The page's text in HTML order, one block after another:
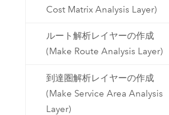
Cost Matrix Analysis Layer)
ルート解析レイヤーの作成
(Make Route Analysis Layer)
到達圏解析レイヤーの作成
(Make Service Area Analysis
Layer)